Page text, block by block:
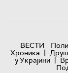
ВЕСТИ
Хроника |
у Украјини |